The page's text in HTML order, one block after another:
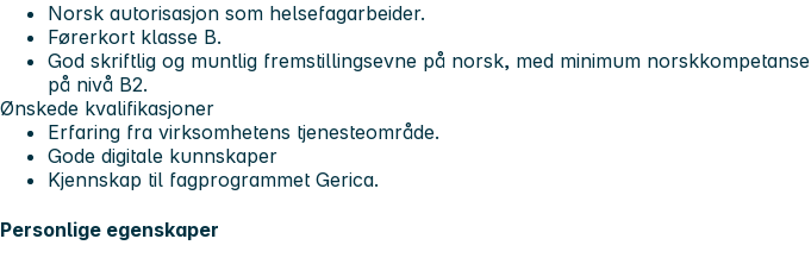
Norsk autorisasjon som helsefagarbeider.
Førerkort klasse B.
God skriftlig og muntlig fremstillingsevne på norsk, med minimum norskkompetanse
på nivå B2.
Ønskede kvalifikasjoner
Erfaring fra virksomhetens tjenesteområde.
Gode digitale kunnskaper
Kjennskap til fagprogrammet Gerica.
Personlige egenskaper